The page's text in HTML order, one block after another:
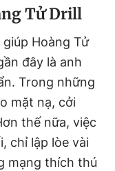
Tử Drill
Hoàng Tử
đây là anh
Trong những
mặt nạ, cởi
thế nữa, việc
chỉ lập lòe vài
mạng thích thú